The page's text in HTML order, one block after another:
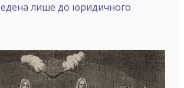
лише до юридичного